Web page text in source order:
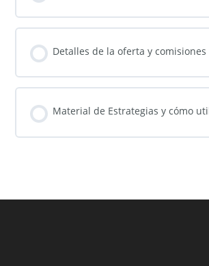
Detalles de la oferta y comisiones
Material de Estrategias y cómo